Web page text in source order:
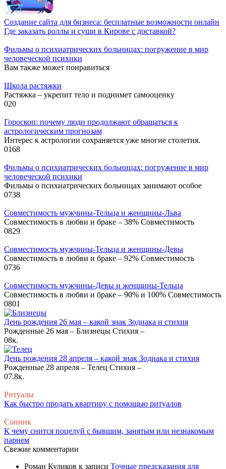
Создание сайта для бизнеса: бесплатные возможности онлайн
Где заказать роллы и суши в Кирове с доставкой?
Фильмы о психиатрических больницах: погружение в мир
человеческой психики
Вам также может понравиться
Школа растяжки
Растяжка – укрепит тело и поднимет самооценку
020
Гороскоп: почему люди продолжают обращаться к
астрологическим прогнозам
Интерес к астрологии сохраняется уже многие столетия.
0168
Фильмы о психиатрических больницах: погружение в мир
человеческой психики
Фильмы о психиатрических больницах занимают особое
0738
Совместимость мужчины-Тельца и женщины-Льва
Совместимость в любви и браке – 38% Совместимость
0829
Совместимость мужчины-Тельца и женщины-Девы
Совместимость в любви и браке – 92% Совместимость
0736
Совместимость мужчины-Девы и женщины-Тельца
Совместимость в любви и браке – 90% и 100% Совместимость
0801
День рождения 26 мая – какой знак Зодиака и стихия
Рожденные 26 мая – Близнецы Стихия –
08к.
День рождения 28 апреля – какой знак Зодиака и стихия
Рожденные 28 апреля – Телец Стихия –
07.8к.
Ритуалы
Как быстро продать квартиру с помощью ритуалов
Сонник
К чему снится поцелуй с бывшим, занятым или незнакомым
парнем
Свежие комментарии
Роман Куликов к записи Точные предсказания для